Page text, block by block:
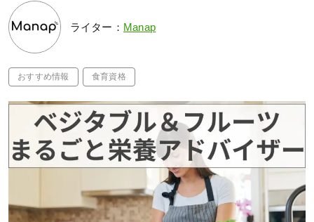
ライター： Manap
おすすめ情報 食育資格